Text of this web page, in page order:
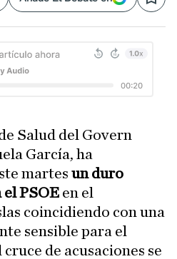
Save
Salud del Govern
García, ha
martesun duro
PSOE en el
coincidiendo con una
sensible para el
de acusaciones se